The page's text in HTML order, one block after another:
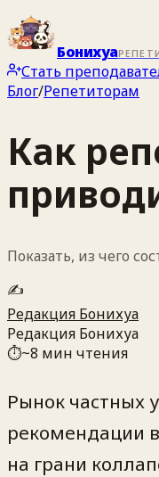
Бонихуа
Стать
Блог/Репетиторам
Как
Показать, из чего
✍️
Редакция Бонихуа
Редакция Бонихуа
⏱~8 мин чтения
Рынок частных
рекомендации
на грани